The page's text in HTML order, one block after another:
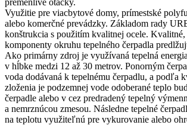
Využitie pre viacbytové domy, prímestské
alebo komerčné prevádzky. Základom rady
konštrukcia s použitím kvalitnej ocele.
komponenty okruhu tepelného čerpadla
Ako primárny zdroj je využívaná tepelná
v hĺbke medzi 12 až 30 metrov. Ponorným
voda dodávaná k tepelnému čerpadlu, a podľa
zloženia je podzemnej vode odoberané teplo
čerpadle alebo v cez predradený tepelný
a nemrznúcou zmesou. Následne tepelné
na teplotu využiteľnú pre vykurovanie alebo